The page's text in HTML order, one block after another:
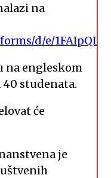
na
d/e/
na engleskom
studenata.
će
je